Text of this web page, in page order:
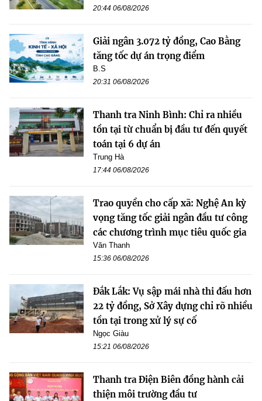
20:44 06/08/2026
Giải ngân 3.072 tỷ đồng, Cao Bằng
tăng tốc dự án trọng điểm
B.S
20:31 06/08/2026
Thanh tra Ninh Bình: Chỉ ra nhiều
tồn tại từ chuẩn bị đầu tư đến quyết
toán tại 6 dự án
Trung Hà
17:44 06/08/2026
Trao quyền cho cấp xã: Nghệ An kỳ
vọng tăng tốc giải ngân đầu tư công
các chương trình mục tiêu quốc gia
Văn Thanh
15:36 06/08/2026
Đắk Lắk: Vụ sập mái nhà thi đấu hơn
22 tỷ đồng, Sở Xây dựng chỉ rõ nhiều
tồn tại trong xử lý sự cố
Ngọc Giàu
15:21 06/08/2026
Thanh tra Điện Biên đồng hành cải
thiện môi trường đầu tư